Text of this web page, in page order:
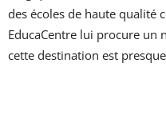
des écoles de haute qualité
EducaCentre lui procure un
cette destination est